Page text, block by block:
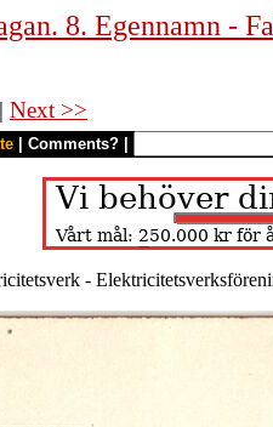
8. Egennamn -
| Next >>
Comments?
-